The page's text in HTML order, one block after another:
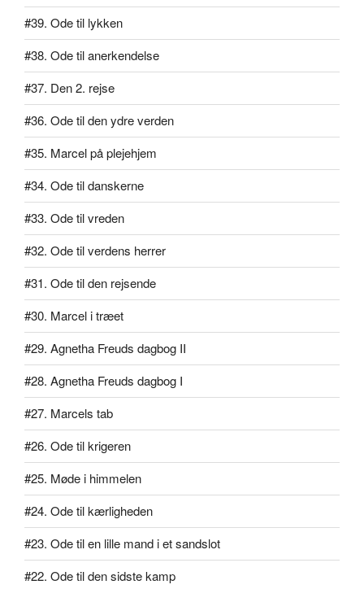
#39. Ode til lykken
#38. Ode til anerkendelse
#37. Den 2. rejse
#36. Ode til den ydre verden
#35. Marcel på plejehjem
#34. Ode til danskerne
#33. Ode til vreden
#32. Ode til verdens herrer
#31. Ode til den rejsende
#30. Marcel i træet
#29. Agnetha Freuds dagbog II
#28. Agnetha Freuds dagbog I
#27. Marcels tab
#26. Ode til krigeren
#25. Møde i himmelen
#24. Ode til kærligheden
#23. Ode til en lille mand i et sandslot
#22. Ode til den sidste kamp